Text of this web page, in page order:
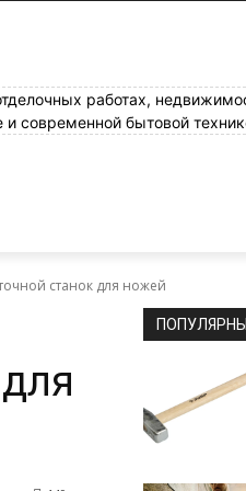
работах,
и современной бытовой
станок для ножей